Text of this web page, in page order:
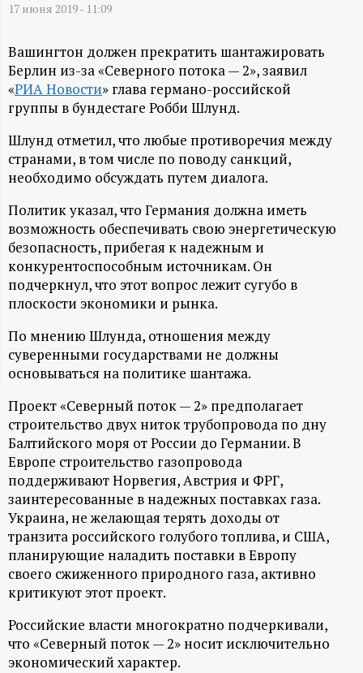
А
Н
-
и
н
ф
о
р
м
а
ц
и
о
н
н
ы
й
17 июня 2019 - 11:09
Вашингтон должен прекратить шантажировать
Берлин из-за «Северного потока — 2», заявил
«РИА Новости» глава германо-российской
группы в бундестаге Робби Шлунд.
Шлунд отметил, что любые противоречия между
странами, в том числе по поводу санкций,
необходимо обсуждать путем диалога.
Политик указал, что Германия должна иметь
возможность обеспечивать свою энергетическую
безопасность, прибегая к надежным и
конкурентоспособным источникам. Он
подчеркнул, что этот вопрос лежит сугубо в
плоскости экономики и рынка.
По мнению Шлунда, отношения между
суверенными государствами не должны
основываться на политике шантажа.
Проект «Северный поток — 2» предполагает
строительство двух ниток трубопровода по дну
Балтийского моря от России до Германии. В
Европе строительство газопровода
поддерживают Норвегия, Австрия и ФРГ,
заинтересованные в надежных поставках газа.
Украина, не желающая терять доходы от
транзита российского голубого топлива, и США,
планирующие наладить поставки в Европу
своего сжиженного природного газа, активно
критикуют этот проект.
Российские власти многократно подчеркивали,
что «Северный поток — 2» носит исключительно
экономический характер.